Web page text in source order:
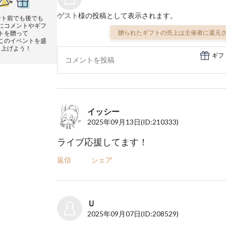
前でも後でも
コメントやギフ
トを贈って
のイベントを盛
上げよう！
ゲスト様の投稿として表示されます。
贈られたギフトの売上は主催者に還元
ギフ
イッシー
2025年09月13日(ID:210333)
ライブ応援してます！
返信 シェア
Ｕ
2025年09月07日(ID:208529)